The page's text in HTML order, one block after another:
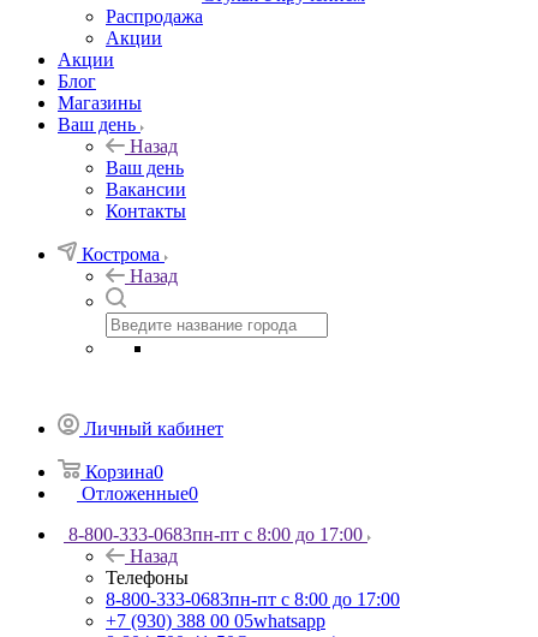
Распродажа
Акции
Акции
Блог
Магазины
Ваш день
Назад
Ваш день
Вакансии
Контакты
Кострома
Назад
Личный кабинет
Корзина0
Отложенные0
8-800-333-0683пн-пт с 8:00 до 17:00
Назад
Телефоны
8-800-333-0683пн-пт с 8:00 до 17:00
+7 (930) 388 00 05whatsapp